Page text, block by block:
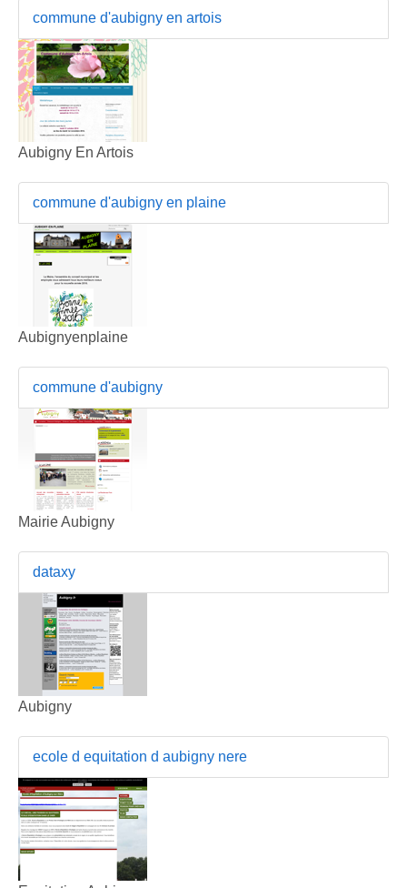
commune d'aubigny en artois
Aubigny En Artois
commune d'aubigny en plaine
Aubignyenplaine
commune d'aubigny
Mairie Aubigny
dataxy
Aubigny
ecole d equitation d aubigny nere